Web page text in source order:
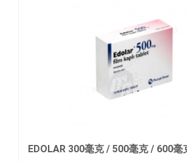
EDOLAR 300毫克 / 500毫克 / 600毫